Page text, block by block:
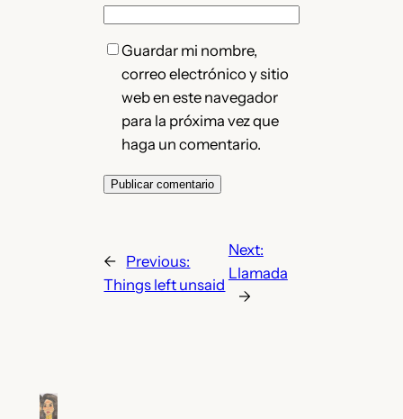
Guardar mi nombre,
correo electrónico y sitio
web en este navegador
para la próxima vez que
haga un comentario.
← Previous:
Things left unsaid
Next:
Llamada
→